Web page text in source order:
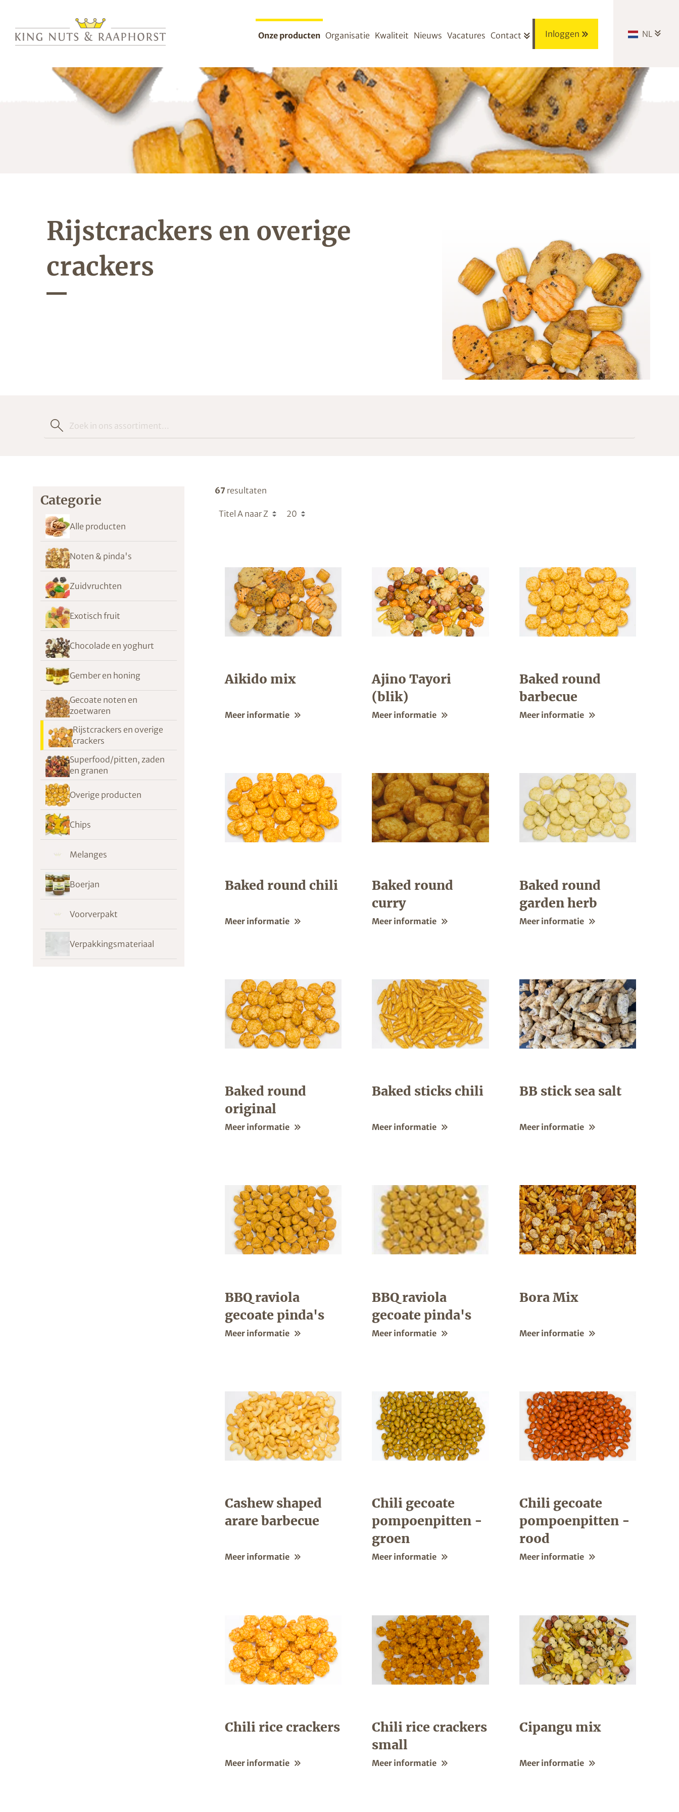
Onze producten Organisatie Kwaliteit Nieuws Vacatures Contact Inloggen NL
Rijstcrackers en overige
crackers
Categorie
Alle producten
Noten & pinda's
Zuidvruchten
Exotisch fruit
Chocolade en yoghurt
Gember en honing
Gecoate noten en
zoetwaren
Rijstcrackers en overige
crackers
Superfood/pitten, zaden
en granen
Overige producten
Chips
Melanges
Boerjan
Voorverpakt
Verpakkingsmateriaal
67 resultaten
Titel A naar Z 20
Aikido mix
Meer informatie
Ajino Tayori
(blik)
Meer informatie
Baked round
barbecue
Meer informatie
Baked round chili
Meer informatie
Baked round
curry
Meer informatie
Baked round
garden herb
Meer informatie
Baked round
original
Meer informatie
Baked sticks chili
Meer informatie
BB stick sea salt
Meer informatie
BBQ raviola
gecoate pinda's
Meer informatie
BBQ raviola
gecoate pinda's
Meer informatie
Bora Mix
Meer informatie
Cashew shaped
arare barbecue
Meer informatie
Chili gecoate
pompoenpitten -
groen
Meer informatie
Chili gecoate
pompoenpitten -
rood
Meer informatie
Chili rice crackers
Meer informatie
Chili rice crackers
small
Meer informatie
Cipangu mix
Meer informatie